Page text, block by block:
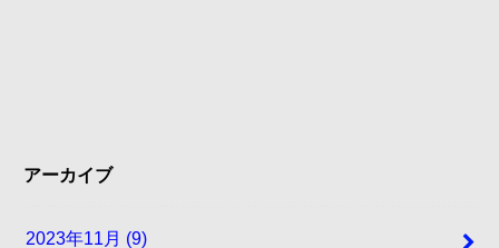
アーカイブ
2023年11月 (9)